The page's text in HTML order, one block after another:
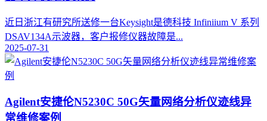
近日浙江有研究所送修一台Keysight是德科技 Infiniium V 系列
DSAV134A示波器，客户报修仪器故障是...
2025-07-31
Agilent安捷伦N5230C 50G矢量网络分析仪迹线异
常维修案例